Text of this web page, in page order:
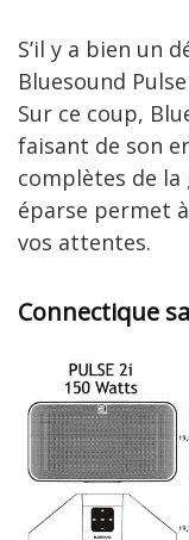
S’il y a bien un
Bluesound
Sur ce coup,
faisant de son
complètes de la
éparse permet
vos attentes.
Connectique